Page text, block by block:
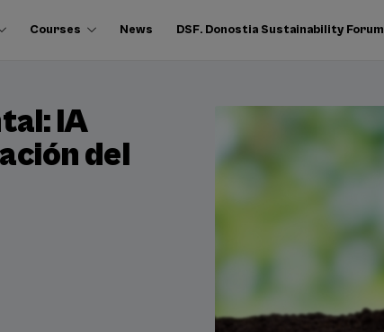
Courses News DSF. Donostia Sustainability Forum
IA
del